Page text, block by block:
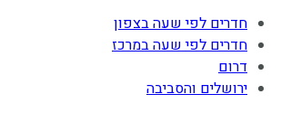
חדרים לפי שעה בצפון
חדרים לפי שעה במרכז
דרום
ירושלים והסביבה